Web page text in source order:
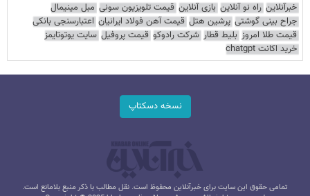
خبرآنلاین راه نو آنلاین بازی آنلاین قیمت تلویزیون سونی مبل مینیمال
جراح بینی گوشتی پرشین هتل قیمت آهن فولاد ایرانیان اعتبارسنجی بانکی
قیمت طلا امروز بلیط قطار شرکت رادوکو قیمت پروفیل سایت یوتوتایمز
خرید اکانت chatgpt
نسخه دسکتاپ
تمامی حقوق این سایت برای خبرآنلاین محفوظ است. نقل مطالب با ذکر منبع بلامانع است.